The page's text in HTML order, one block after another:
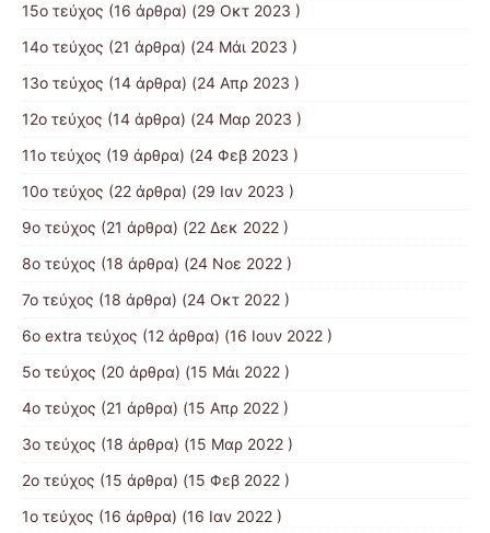
15ο τεύχος (16 άρθρα) (29 Οκτ 2023 )
14ο τεύχος (21 άρθρα) (24 Μάι 2023 )
13ο τεύχος (14 άρθρα) (24 Απρ 2023 )
12ο τεύχος (14 άρθρα) (24 Μαρ 2023 )
11ο τεύχος (19 άρθρα) (24 Φεβ 2023 )
10o τεύχος (22 άρθρα) (29 Ιαν 2023 )
9ο τεύχος (21 άρθρα) (22 Δεκ 2022 )
8ο τεύχος (18 άρθρα) (24 Νοε 2022 )
7ο τεύχος (18 άρθρα) (24 Οκτ 2022 )
6ο extra τεύχος (12 άρθρα) (16 Ιουν 2022 )
5ο τεύχος (20 άρθρα) (15 Μάι 2022 )
4ο τεύχος (21 άρθρα) (15 Απρ 2022 )
3ο τεύχος (18 άρθρα) (15 Μαρ 2022 )
2ο τεύχος (15 άρθρα) (15 Φεβ 2022 )
1ο τεύχος (16 άρθρα) (16 Ιαν 2022 )